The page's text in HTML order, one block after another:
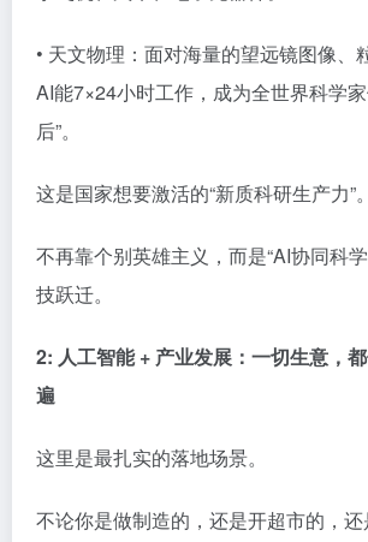
• 天文物理：面对海量的望远镜图像、
AI能7×24小时工作，成为全世界科学
后”。
这是国家想要激活的“新质科研生产力”。
不再靠个别英雄主义，而是“AI协同科
技跃迁。
2: 人工智能 + 产业发展：一切生意，
遍
这里是最扎实的落地场景。
不论你是做制造的，还是开超市的，